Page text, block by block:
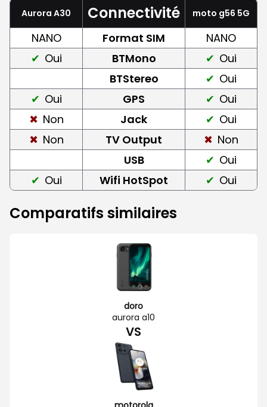
Aurora A30 Connectivité moto g56 5G
NANO Format SIM
NANO
Oui
BTMono
Oui
BTStereo
Oui
Oui
GPS
Oui
Non
Jack
Oui
Non
TV Output
Non
USB
Oui
Oui
Wifi HotSpot Oui
Comparatifs similaires
doro
aurora a10
VS